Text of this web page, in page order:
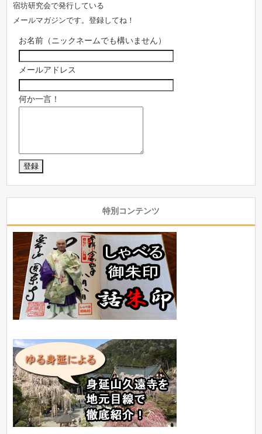
宿坊研究会で発行している
メールマガジンです。登録してね！
お名前（ニックネームでも構いません）
メールアドレス
何か一言！
特別コンテンツ